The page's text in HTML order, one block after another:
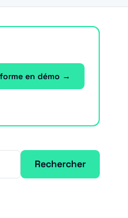
en démo →
Rechercher